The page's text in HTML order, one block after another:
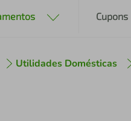
Cupons
Utilidades Domésticas
º cafeteira